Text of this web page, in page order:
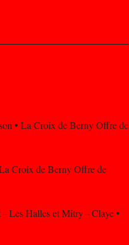
• La Croix de Berny Offre de
Croix de Berny Offre de
Les Halles et Mitry – Claye •